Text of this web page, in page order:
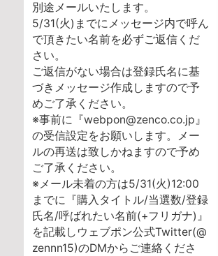
別途メールいたします。
5/31(火)までにメッセージ内で呼ん
で頂きたい名前を必ずご返信くだ
さい。
ご返信がない場合は登録氏名に基
づきメッセージ作成しますので予
めご了承ください。
※事前に『webpon@zenco.co.jp』
の受信設定をお願いします。メー
ルの再送は致しかねますので予め
ご了承ください。
※メール未着の方は5/31(火)12:00
までに『購入タイトル/当選数/登録
氏名/呼ばれたい名前(+フリガナ)』
を記載しウェブポン公式Twitter(@
zennn15)のDMからご連絡くださ